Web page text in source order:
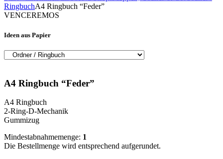
RingbuchA4 Ringbuch “Feder”
VENCEREMOS
Ideen aus Papier
A4 Ringbuch “Feder”
A4 Ringbuch
2-Ring-D-Mechanik
Gummizug
Mindestabnahmemenge: 1
Die Bestellmenge wird entsprechend aufgerundet.